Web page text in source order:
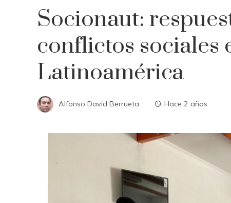
Socionaut:
conflictos sociales
Latinoamérica
Alfonso David Berrueta Hace 2 años